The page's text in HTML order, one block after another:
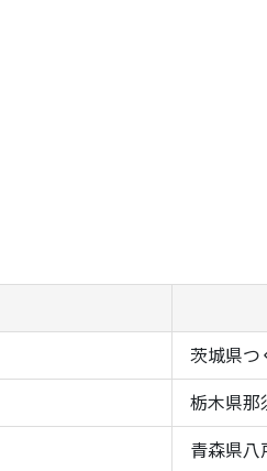
茨城県つ
栃木県那
青森県八